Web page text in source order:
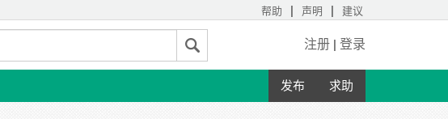
帮助 | 声明 | 建议
注册 | 登录
发布 求助